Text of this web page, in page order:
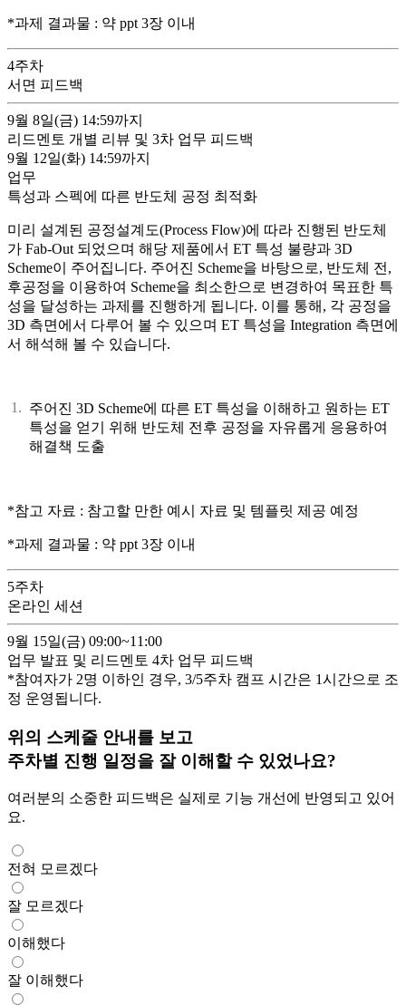
*과제 결과물 : 약 ppt 3장 이내
4주차
서면 피드백
9월 8일(금) 14:59까지
리드멘토 개별 리뷰 및 3차 업무 피드백
9월 12일(화) 14:59까지
업무
특성과 스펙에 따른 반도체 공정 최적화
미리 설계된 공정설계도(Process Flow)에 따라 진행된 반도체
가 Fab-Out 되었으며 해당 제품에서 ET 특성 불량과 3D
Scheme이 주어집니다. 주어진 Scheme을 바탕으로, 반도체 전,
후공정을 이용하여 Scheme을 최소한으로 변경하여 목표한 특
성을 달성하는 과제를 진행하게 됩니다. 이를 통해, 각 공정을
3D 측면에서 다루어 볼 수 있으며 ET 특성을 Integration 측면에
서 해석해 볼 수 있습니다.
주어진 3D Scheme에 따른 ET 특성을 이해하고 원하는 ET
특성을 얻기 위해 반도체 전후 공정을 자유롭게 응용하여
해결책 도출
*참고 자료 : 참고할 만한 예시 자료 및 템플릿 제공 예정
*과제 결과물 : 약 ppt 3장 이내
5주차
온라인 세션
9월 15일(금) 09:00~11:00
업무 발표 및 리드멘토 4차 업무 피드백
*참여자가 2명 이하인 경우, 3/5주차 캠프 시간은 1시간으로 조
정 운영됩니다.
위의 스케줄 안내를 보고
주차별 진행 일정을 잘 이해할 수 있었나요?
여러분의 소중한 피드백은 실제로 기능 개선에 반영되고 있어
요.
전혀 모르겠다
잘 모르겠다
이해했다
잘 이해했다